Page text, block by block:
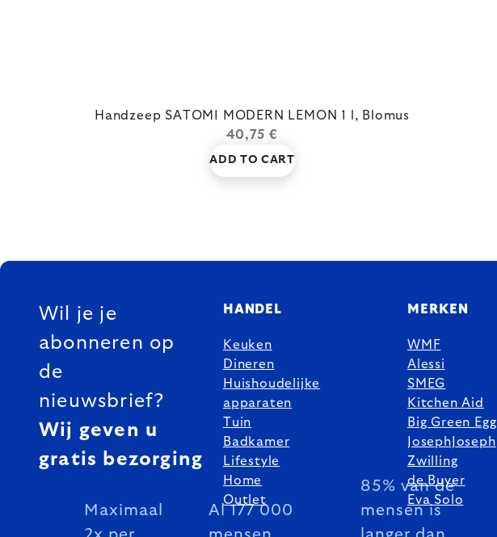
Handzeep SATOMI MODERN LEMON 1 l, Blomus
40,75 €
ADD TO CART
FOOTER
Wil je je
abonneren op
de
nieuwsbrief?
Wij geven u
gratis bezorging
Maximaal
Al 177 000
85% van de
mensen is
HANDEL
Keuken
Dineren
Huishoudelijke
apparaten
Tuin
Badkamer
Lifestyle
Home
Outlet
MERKEN
WMF
Alessi
SMEG
Kitchen Aid
Big Green Egg
JosephJoseph
Zwilling
de Buyer
Eva Solo